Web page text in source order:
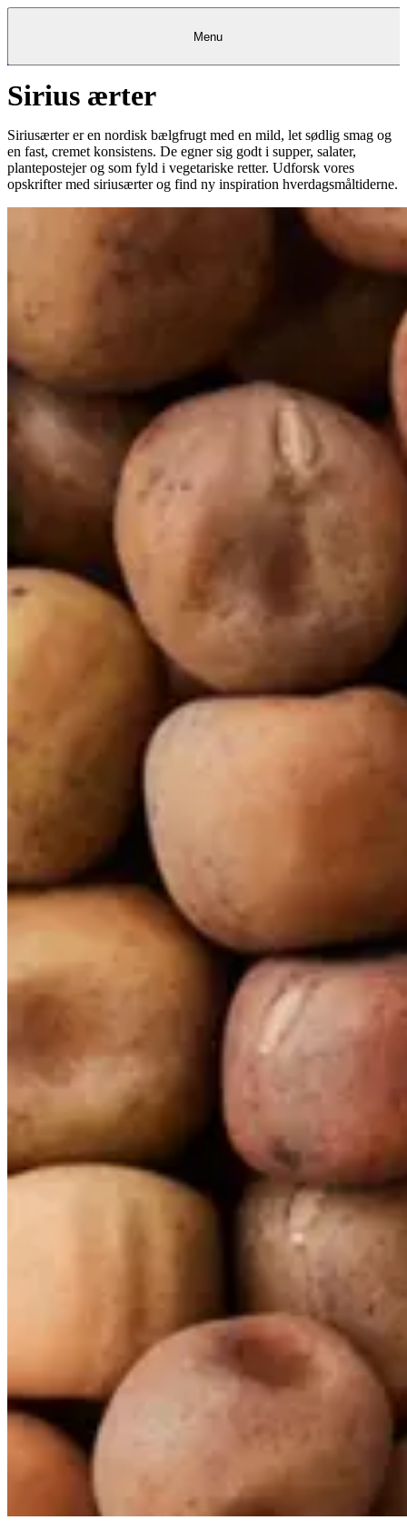
Kantine Kantine
FrokostordningFrokostordning
MadkurserMadkurser&&TeambuildingTeambuilding
& Teambuilding
OpskrifterOpskrifter Opskrifter
Restauranter Restauranter
Bagerier
DetailDetailDetail
ProjekterProjekter& &rådgivningrådgivningProjekter &
rådgivning
EventkalenderEventkalenderEventkalender
Køb gavekort
Kundeservice Kundeservice
Log indMit Meyers
Menu
Sirius ærter
Siriusærter er en nordisk bælgfrugt med en mild, let sødlig smag og
en fast, cremet konsistens. De egner sig godt i supper, salater,
plantepostejer og som fyld i vegetariske retter. Udforsk vores
opskrifter med siriusærter og find ny inspiration hverdagsmåltiderne.